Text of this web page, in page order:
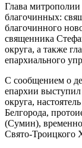
Глава
благочинных:
благочинного
священника
округа, а также
епархиального
С сообщением о
епархии
округа,
Белгорода,
(Сумин),
Свято-